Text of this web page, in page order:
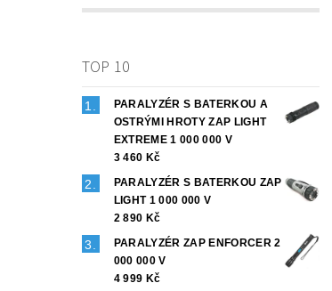
TOP 10
PARALYZÉR S BATERKOU A
OSTRÝMI HROTY ZAP LIGHT
EXTREME 1 000 000 V
3 460 Kč
PARALYZÉR S BATERKOU ZAP
LIGHT 1 000 000 V
2 890 Kč
PARALYZÉR ZAP ENFORCER 2
000 000 V
4 999 Kč